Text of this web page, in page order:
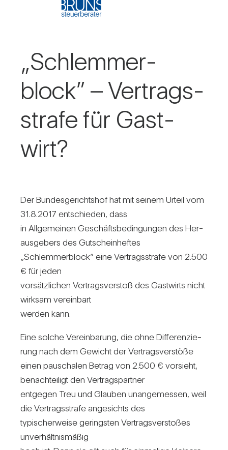
„Schlem­mer­
block” – Ver­trags­
strafe für Gast­
wirt?
Der Bun­des­ge­richtshof hat mit seinem Urteil vom
31.8.2017 ent­schieden, dass
in All­ge­meinen Geschäfts­be­din­gungen des Her­
aus­ge­bers des Gut­schein­heftes
„Schlem­mer­block” eine Ver­trags­strafe von 2.500
€ für jeden
vor­sätz­li­chen Ver­trags­ver­stoß des Gast­wirts nicht
wirksam ver­ein­bart
werden kann.
Eine solche Ver­ein­ba­rung, die ohne Dif­fe­ren­zie­
rung nach dem Gewicht der Ver­trags­ver­stöße
einen pau­schalen Betrag von 2.500 € vor­sieht,
benach­tei­ligt den Ver­trags­partner
ent­gegen Treu und Glauben unan­ge­messen, weil
die Ver­trags­strafe ange­sichts des
typi­scher­weise geringsten Ver­trags­ver­stoßes
unver­hält­nis­mäßig